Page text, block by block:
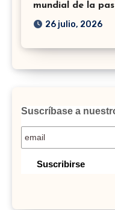
mundial de la
26 julio, 2026
Suscríbase a